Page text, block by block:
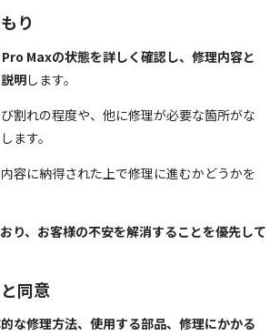
り
Maxの状態を詳しく確認し、修理内容と
明します。
割れの程度や、他に修理が必要な箇所がな
ます。
容に納得された上で修理に進むかどうかを
り、お客様の不安を解消することを優先して
同意
な修理方法、使用する部品、修理にかかる